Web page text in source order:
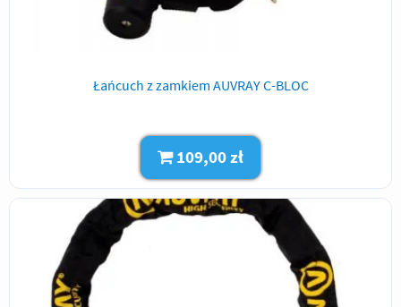
Łańcuch z zamkiem AUVRAY C-BLOC
109,00 zł